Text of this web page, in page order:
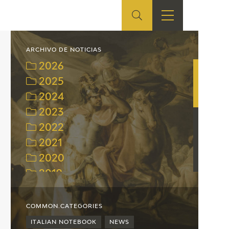
SHOP
ONLINE SHOP
RECURSOS
EDUCATIVOS
ARASAAC
ARCHIVO DE NOTICIAS
2026
2025
2024
2023
2022
2021
2020
2019
2018
2017
2016
COMMON.CATEGORIES
ITALIAN NOTEBOOK NEWS